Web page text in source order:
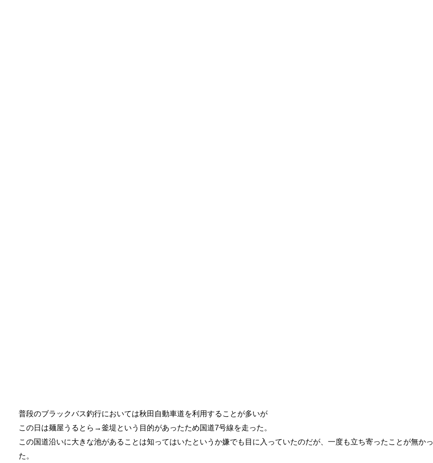
普段のブラックバス釣行においては秋田自動車道を利用することが多いが
この日は麺屋うるとら→釜堤という目的があったため国道7号線を走った。
この国道沿いに大きな池があることは知ってはいたというか嫌でも目に入っていたのだが、一度も立ち寄ったことが無かっ
た。